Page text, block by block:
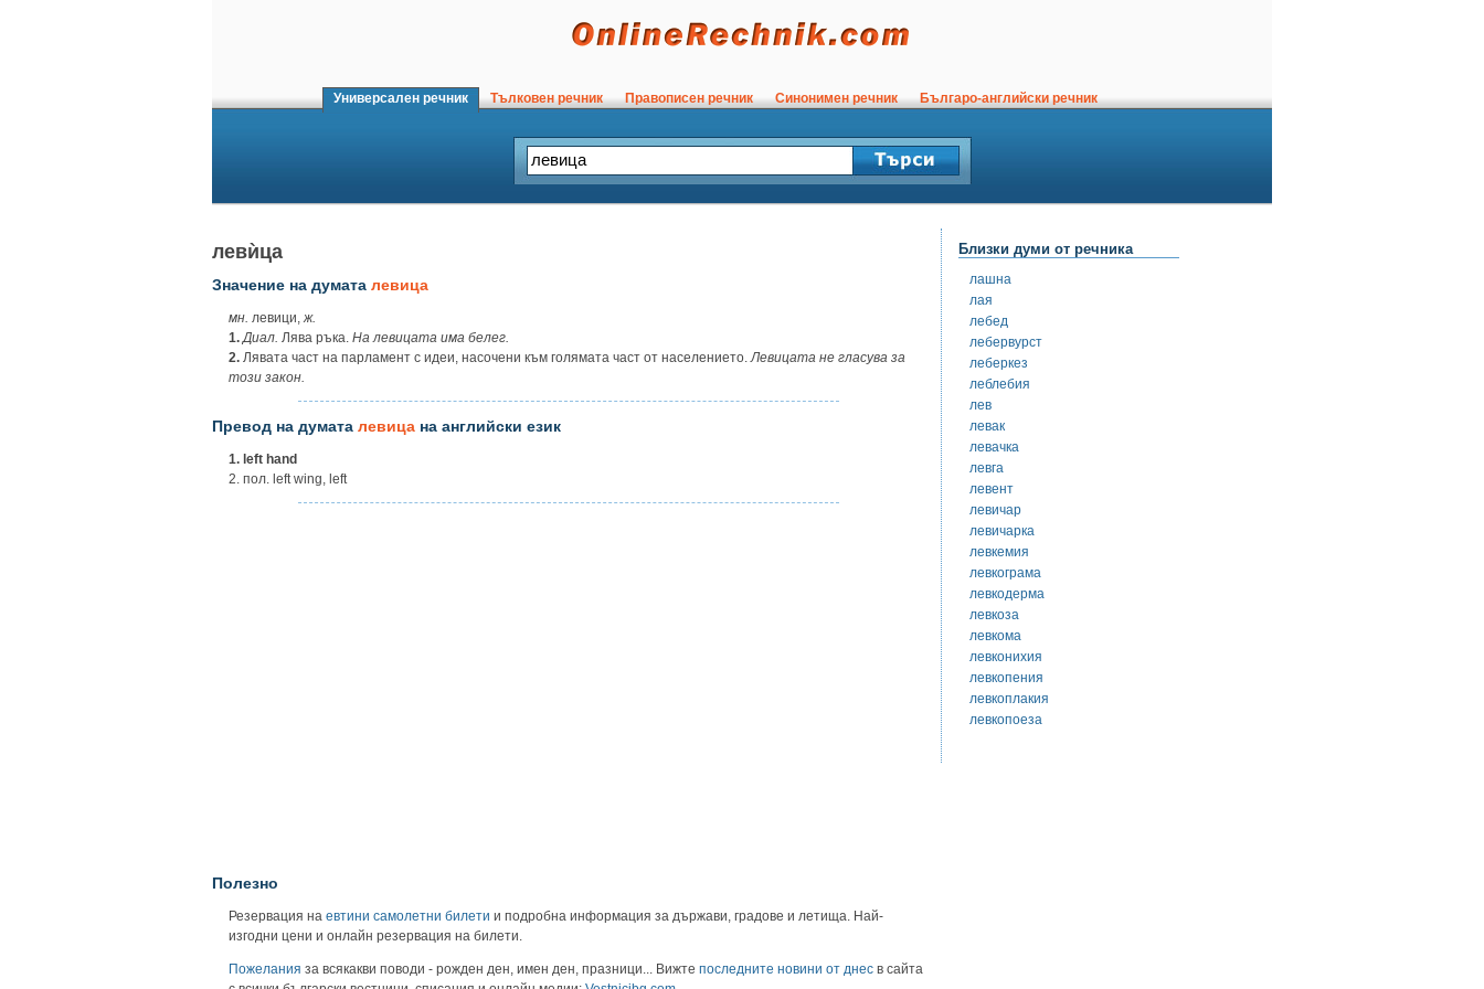
Универсален речник Тълковен речник Правописен речник Синонимен речник Българо-английски речник
левѝца
Значение на думата левица
мн. левици,ж.
1. Диал. Лява ръка. На левицата има белег.
2. Лявата част на парламент с идеи, насочени към голямата част от населението.Левицата не гласува за
този закон.
Превод на думата левица на английски език
1. left hand
2. пол. left wing, left
Полезно
Резервация на евтини самолетни билети и подробна информация за държави, градове и летища. Най-
изгодни цени и онлайн резервация на билети.
Пожелания за всякакви поводи - рожден ден, имен ден, празници... Вижте последните новини от днес в сайта
Близки думи от речника
лашна
лая
лебед
лебервурст
леберкез
леблебия
лев
левак
левачка
левга
левент
левичар
левичарка
левкемия
левкограма
левкодерма
левкоза
левкома
левконихия
левкопения
левкоплакия
левкопоеза